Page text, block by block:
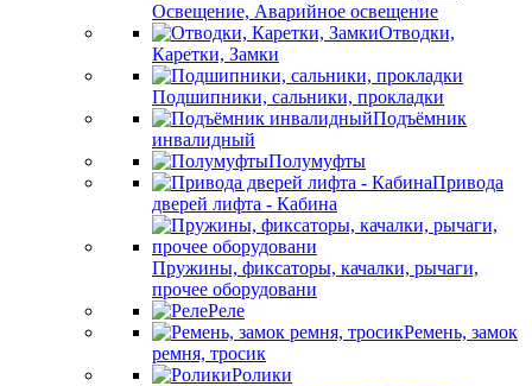
Освещение, Аварийное освещение
Отводки,
Каретки, Замки
Подшипники, сальники, прокладки
Подъёмник
инвалидный
Полумуфты
Привода
дверей лифта - Кабина
Пружины, фиксаторы, качалки, рычаги,
прочее оборудовани
Реле
Ремень, замок
ремня, тросик
Ролики